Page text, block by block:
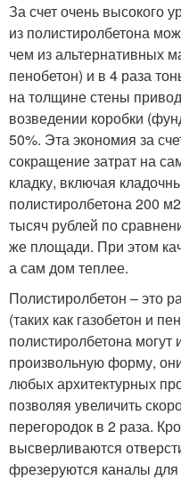
За счет очень высокого
из полистиролбетона
чем из альтернативных
пенобетон) и в 4 раза
на толщине стены
возведении коробки
50%. Эта экономия за
сокращение затрат на
кладку, включая
полистиролбетона 200
тысяч рублей по
же площади. При этом
а сам дом теплее.
Полистиролбетон – это
(таких как газобетон и
полистиролбетона
произвольную форму,
любых архитектурных
позволяя увеличить
перегородок в 2 раза.
высверливаются
фрезеруются каналы для